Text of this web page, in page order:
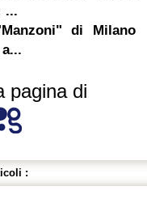
...
di Milano
pagina di
: